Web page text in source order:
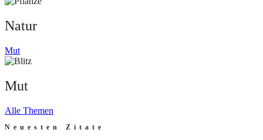
Natur
Mut
Mut
Alle Themen
Neuesten Zitate